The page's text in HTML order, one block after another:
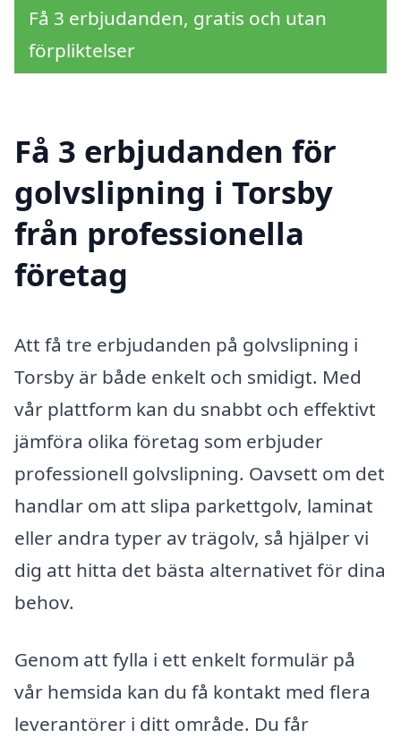
Få 3 erbjudanden, gratis och utan
förpliktelser
Få 3 erbjudanden för
golvslipning i Torsby
från professionella
företag
Att få tre erbjudanden på golvslipning i
Torsby är både enkelt och smidigt. Med
vår plattform kan du snabbt och effektivt
jämföra olika företag som erbjuder
professionell golvslipning. Oavsett om det
handlar om att slipa parkettgolv, laminat
eller andra typer av trägolv, så hjälper vi
dig att hitta det bästa alternativet för dina
behov.
Genom att fylla i ett enkelt formulär på
vår hemsida kan du få kontakt med flera
leverantörer i ditt område. Du får